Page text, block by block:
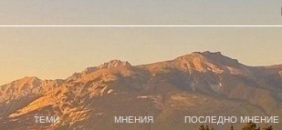
ТЕМИ МНЕНИЯ ПОСЛЕДНО МНЕНИЕ